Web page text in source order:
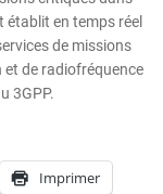
en temps réel
de missions
de radiofréquence
3GPP.
Imprimer